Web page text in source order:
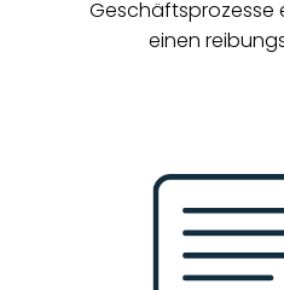
Geschäftsprozesse
einen